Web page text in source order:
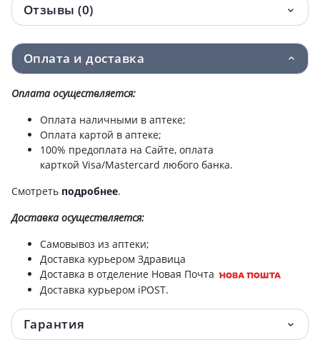
ТИАРА ТРИО ТАБ П/О 5МГ/12,5МГ/160МГ
№28 (14Х2)
247.90 грн.
ТИАРА ТРИО ТАБ П/О 10МГ/12,5МГ/160МГ
№28 (14Х2)
261.30 грн.
ТИАРА ТРИО ТАБ П/О 5МГ/12,5МГ/160МГ
№28 (14Х2) /N/ УАХ
ТИАРА ТРИО ТАБ П/О 10МГ/12,5МГ/160МГ
№28 (14Х2) /N/ УАХ
Тиара дуо таб п/о 80мг/12,5мг №84
Тиара соло таб п/о 160мг №84
Тиара трио таб п/о 5мг/12,5мг/160мг №84 738.70 грн.
№84
Отзывы (0)
Оплата и доставка
Оплата осуществляется:
Оплата наличными в аптеке;
Оплата картой в аптеке;
100% предоплата на Сайте, оплата
карткой Visa/Mastercard любого банка.
Смотреть подробнее.
Доставкаосуществляется:
Самовывоз из аптеки;
Доставка курьером Здравица
Доставка в отделение Новая Почта
Доставка курьером iPOST.
Гарантия